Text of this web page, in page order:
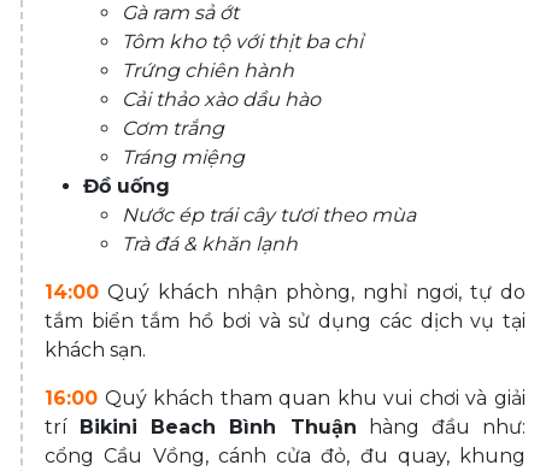
Gà ram sả ớt
Tôm kho tộ với thịt ba chỉ
Trứng chiên hành
Cải thảo xào dầu hào
Cơm trắng
Tráng miệng
Đồ uống
Nước ép trái cây tươi theo mùa
Trà đá & khăn lạnh
14:00 Quý khách nhận phòng, nghỉ ngơi, tự do
tắm biển tắm hồ bơi và sử dụng các dịch vụ tại
khách sạn.
16:00 Quý khách tham quan khu vui chơi và giải
trí Bikini Beach Bình Thuận hàng đầu như:
cổng Cầu Vồng, cánh cửa đỏ, đu quay, khung